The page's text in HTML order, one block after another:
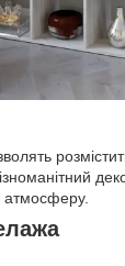
розмістити
атмосферу.